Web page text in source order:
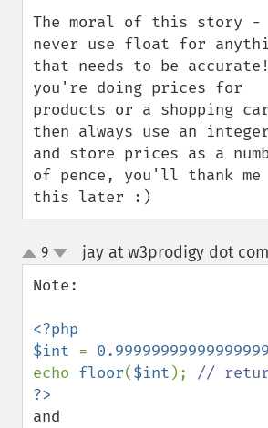
The moral of this story -
never use float for
that needs to be
you're doing prices for
products or a shopping
then always use an integer
and store prices as a
of pence, you'll thank
this later :)
up
down
9 jay at w3prodigy dot com
Note:
<?php
$int = 0.99999999999999999
echo floor($int );